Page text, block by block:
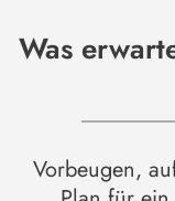
Was
Vorbeugen,